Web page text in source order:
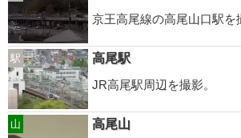
京王高尾線の高尾山口駅を
駅
高尾駅
JR高尾駅周辺を撮影。
山
高尾山